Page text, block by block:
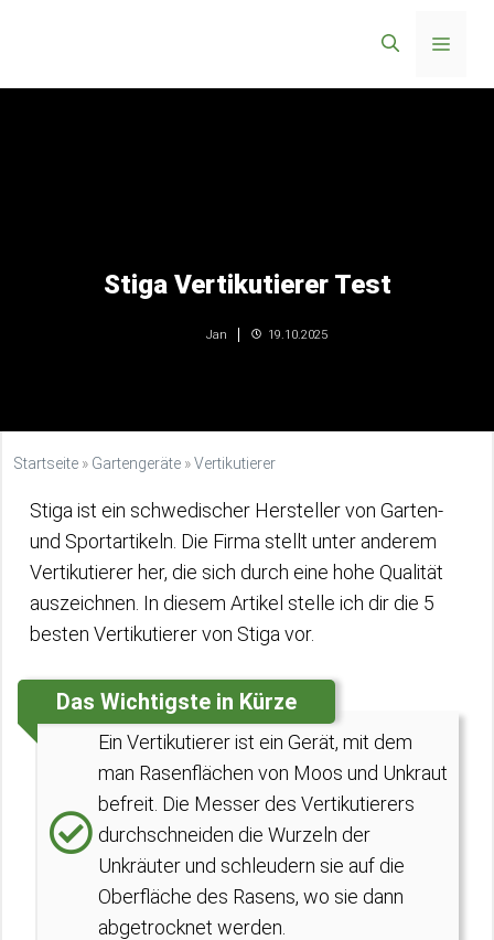
Menü
Stiga Vertikutierer Test
Jan 19.10.2025
Startseite » Gartengeräte »Vertikutierer
Stiga ist ein schwedischer Hersteller von Garten-
und Sportartikeln. Die Firma stellt unter anderem
Vertikutierer her, die sich durch eine hohe Qualität
auszeichnen. In diesem Artikel stelle ich dir die 5
besten Vertikutierer von Stiga vor.
Das Wichtigste in Kürze
Ein Vertikutierer ist ein Gerät, mit dem
man Rasenflächen von Moos und Unkraut
befreit. Die Messer des Vertikutierers
durchschneiden die Wurzeln der
Unkräuter und schleudern sie auf die
Oberfläche des Rasens, wo sie dann
abgetrocknet werden.